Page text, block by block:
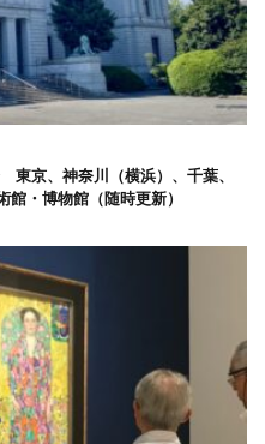
京、神奈川（横浜）、千葉、
・博物館（随時更新）